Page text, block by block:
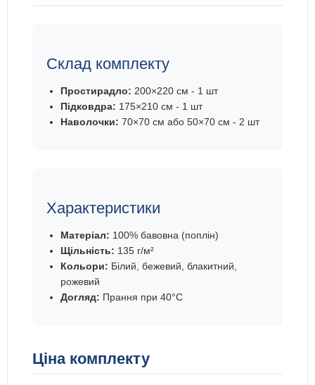
Склад комплекту
Простирадло: 200×220 см - 1 шт
Підковдра: 175×210 см - 1 шт
Наволочки: 70×70 см або 50×70 см - 2 шт
Характеристики
Матеріал: 100% бавовна (поплін)
Щільність: 135 г/м²
Кольори: Білий, бежевий, блакитний,
рожевий
Догляд: Прання при 40°C
Ціна комплекту